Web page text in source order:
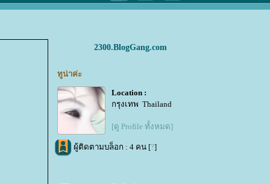
2300.BlogGang.com
ทูน่าค่ะ
Location :
กรุงเทพ Thailand
[ดู Profile ทั้งหมด]
ผู้ติดตามบล็อก : 4 คน [?]